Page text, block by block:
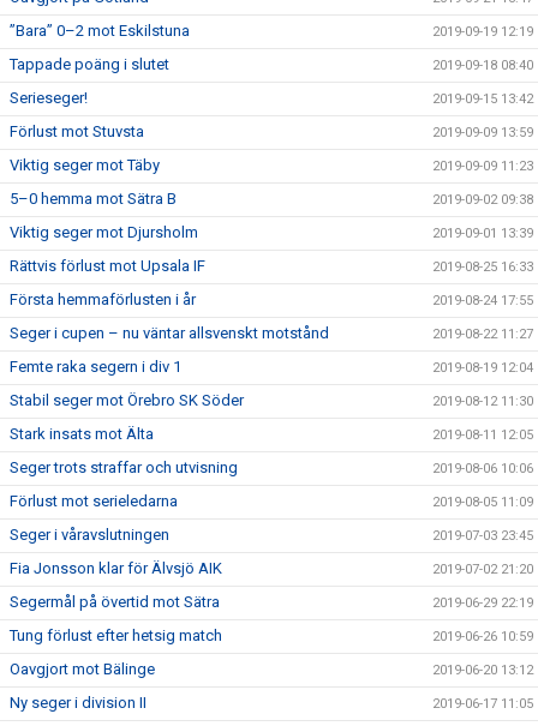
”Bara” 0–2 mot Eskilstuna 2019-09-19 12:19
Tappade poäng i slutet 2019-09-18 08:40
Serieseger! 2019-09-15 13:42
Förlust mot Stuvsta 2019-09-09 13:59
Viktig seger mot Täby 2019-09-09 11:23
5–0 hemma mot Sätra B 2019-09-02 09:38
Viktig seger mot Djursholm 2019-09-01 13:39
Rättvis förlust mot Upsala IF 2019-08-25 16:33
Första hemmaförlusten i år 2019-08-24 17:55
Seger i cupen – nu väntar allsvenskt motstånd 2019-08-22 11:27
Femte raka segern i div 1 2019-08-19 12:04
Stabil seger mot Örebro SK Söder 2019-08-12 11:30
Stark insats mot Älta 2019-08-11 12:05
Seger trots straffar och utvisning 2019-08-06 10:06
Förlust mot serieledarna 2019-08-05 11:09
Seger i våravslutningen 2019-07-03 23:45
Fia Jonsson klar för Älvsjö AIK 2019-07-02 21:20
Segermål på övertid mot Sätra 2019-06-29 22:19
Tung förlust efter hetsig match 2019-06-26 10:59
Oavgjort mot Bälinge 2019-06-20 13:12
Ny seger i division II 2019-06-17 11:05